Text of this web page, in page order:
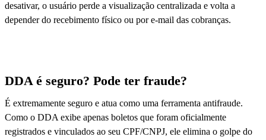
desativar, o usuário perde a visualização centralizada e volta a
depender do recebimento físico ou por e-mail das cobranças.
DDA é seguro? Pode ter fraude?
É extremamente seguro e atua como uma ferramenta antifraude.
Como o DDA exibe apenas boletos que foram oficialmente
registrados e vinculados ao seu CPF/CNPJ, ele elimina o golpe do